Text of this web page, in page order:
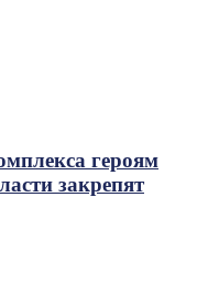
героям
закрепят